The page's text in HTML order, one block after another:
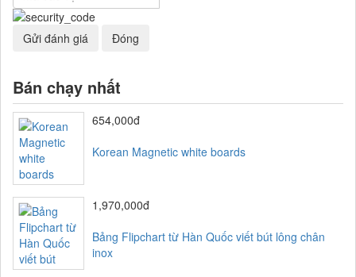
Gửi đánh giá Đóng
Bán chạy nhất
654,000đ
Korean Magnetic white boards
1,970,000đ
Bảng Flipchart từ Hàn Quốc viết bút lông chân
inox